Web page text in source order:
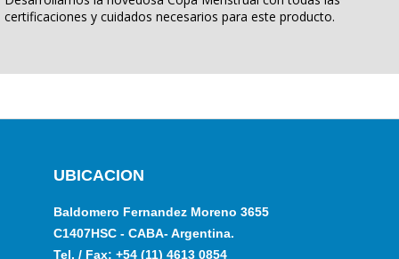
certificaciones y cuidados necesarios para este producto.
UBICACION
Baldomero Fernandez Moreno 3655
C1407HSC - CABA- Argentina.
Tel. / Fax: +54 (11) 4613 0854